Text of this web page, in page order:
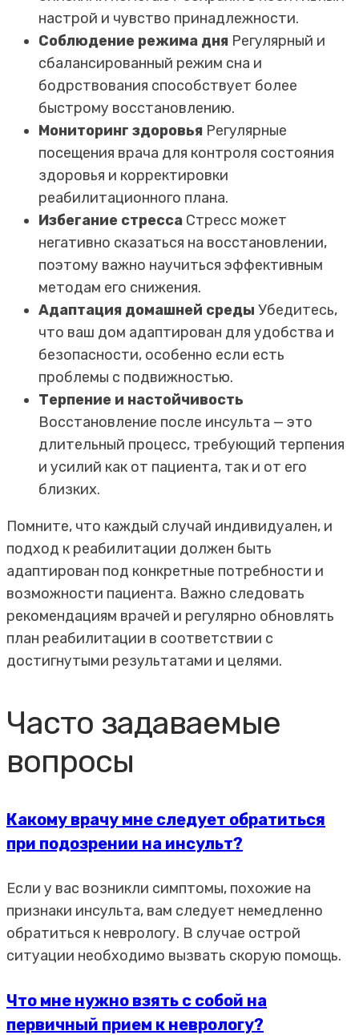
настрой и чувство принадлежности.
Соблюдение режима дня Регулярный и
сбалансированный режим сна и
бодрствования способствует более
быстрому восстановлению.
Мониторинг здоровья Регулярные
посещения врача для контроля состояния
здоровья и корректировки
реабилитационного плана.
Избегание стресса Стресс может
негативно сказаться на восстановлении,
поэтому важно научиться эффективным
методам его снижения.
Адаптация домашней среды Убедитесь,
что ваш дом адаптирован для удобства и
безопасности, особенно если есть
проблемы с подвижностью.
Терпение и настойчивость
Восстановление после инсульта — это
длительный процесс, требующий терпения
и усилий как от пациента, так и от его
близких.
Помните, что каждый случай индивидуален, и
подход к реабилитации должен быть
адаптирован под конкретные потребности и
возможности пациента. Важно следовать
рекомендациям врачей и регулярно обновлять
план реабилитации в соответствии с
достигнутыми результатами и целями.
Часто задаваемые
вопросы
Какому врачу мне следует обратиться
при подозрении на инсульт?
Если у вас возникли симптомы, похожие на
признаки инсульта, вам следует немедленно
обратиться к неврологу. В случае острой
ситуации необходимо вызвать скорую помощь.
Что мне нужно взять с собой на
первичный прием к неврологу?